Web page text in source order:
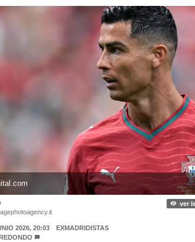
ver
2026, 20:03
EXMADRIDISTAS